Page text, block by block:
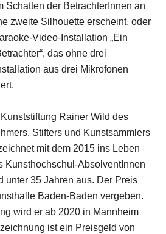
Schatten der BetrachterInnen an
zweite Silhouette erscheint, oder
Video-Installation „Ein
das ohne drei
aus drei Mikrofonen
Rainer Wild des
Stifters und Kunstsammlers
mit dem 2015 ins Leben
Kunsthochschul-AbsolventInnen
unter 35 Jahren aus. Der Preis
Baden-Baden vergeben.
wird er ab 2020 in Mannheim
ist ein Preisgeld von